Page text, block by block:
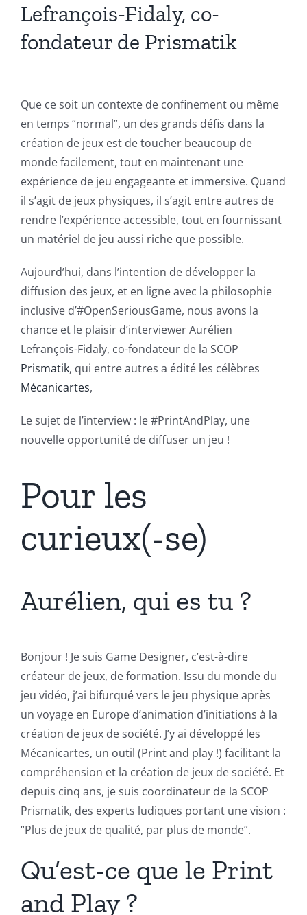
Lefrançois-Fidaly, co-
fondateur de Prismatik
Que ce soit un contexte de confinement ou même
en temps “normal”, un des grands défis dans la
création de jeux est de toucher beaucoup de
monde facilement, tout en maintenant une
expérience de jeu engageante et immersive. Quand
il s’agit de jeux physiques, il s’agit entre autres de
rendre l’expérience accessible, tout en fournissant
un matériel de jeu aussi riche que possible.
Aujourd’hui, dans l’intention de développer la
diffusion des jeux, et en ligne avec la philosophie
inclusive d’#OpenSeriousGame, nous avons la
chance et le plaisir d’interviewer Aurélien
Lefrançois-Fidaly, co-fondateur de la SCOP
Prismatik, qui entre autres a édité les célèbres
Mécanicartes,
Le sujet de l’interview : le #PrintAndPlay, une
nouvelle opportunité de diffuser un jeu !
Pour les
curieux(-se)
Aurélien, qui es tu ?
Bonjour ! Je suis Game Designer, c’est-à-dire
créateur de jeux, de formation. Issu du monde du
jeu vidéo, j’ai bifurqué vers le jeu physique après
un voyage en Europe d’animation d’initiations à la
création de jeux de société. J’y ai développé les
Mécanicartes, un outil (Print and play !) facilitant la
compréhension et la création de jeux de société. Et
depuis cinq ans, je suis coordinateur de la SCOP
Prismatik, des experts ludiques portant une vision :
“Plus de jeux de qualité, par plus de monde”.
Qu’est-ce que le Print
and Play ?